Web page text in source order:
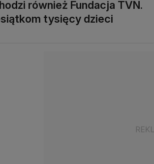
również Fundacja TVN.
tysięcy dzieci